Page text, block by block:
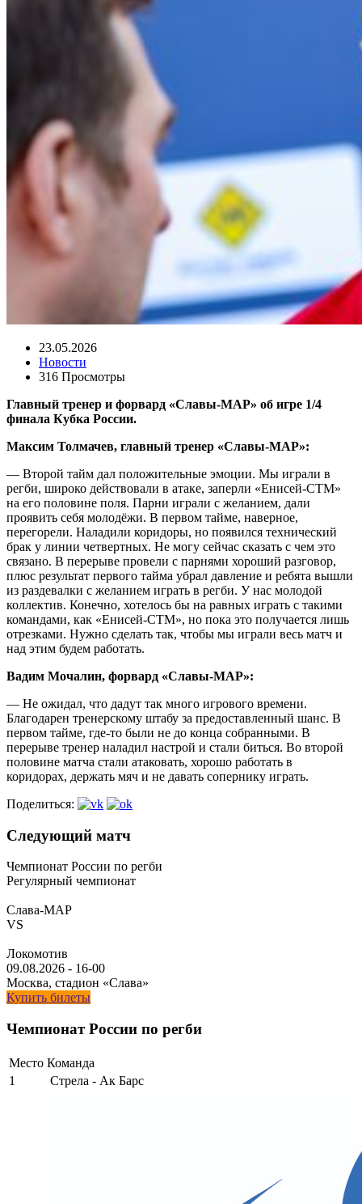
23.05.2026
Новости
316 Просмотры
Главный тренер и форвард «Славы-МАР» об игре 1/4
финала Кубка России.
Максим Толмачев, главный тренер «Славы-МАР»:
— Второй тайм дал положительные эмоции. Мы играли в
регби, широко действовали в атаке, заперли «Енисей-СТМ»
на его половине поля. Парни играли с желанием, дали
проявить себя молодёжи. В первом тайме, наверное,
перегорели. Наладили коридоры, но появился технический
брак у линии четвертных. Не могу сейчас сказать с чем это
связано. В перерыве провели с парнями хороший разговор,
плюс результат первого тайма убрал давление и ребята вышли
из раздевалки с желанием играть в регби. У нас молодой
коллектив. Конечно, хотелось бы на равных играть с такими
командами, как «Енисей-СТМ», но пока это получается лишь
отрезками. Нужно сделать так, чтобы мы играли весь матч и
над этим будем работать.
Вадим Мочалин, форвард «Славы-МАР»:
— Не ожидал, что дадут так много игрового времени.
Благодарен тренерскому штабу за предоставленный шанс. В
первом тайме, где-то были не до конца собранными. В
перерыве тренер наладил настрой и стали биться. Во второй
половине матча стали атаковать, хорошо работать в
коридорах, держать мяч и не давать сопернику играть.
Поделиться:
Следующий матч
Чемпионат России по регби
Регулярный чемпионат
Слава-МАР
VS
Локомотив
09.08.2026 - 16-00
Москва, стадион «Слава»
Купить билеты
Чемпионат России по регби
Место Команда
1
Стрела - Ак Барс